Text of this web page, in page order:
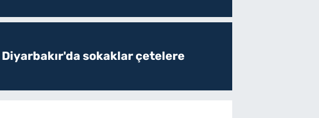
sokaklar çetelere